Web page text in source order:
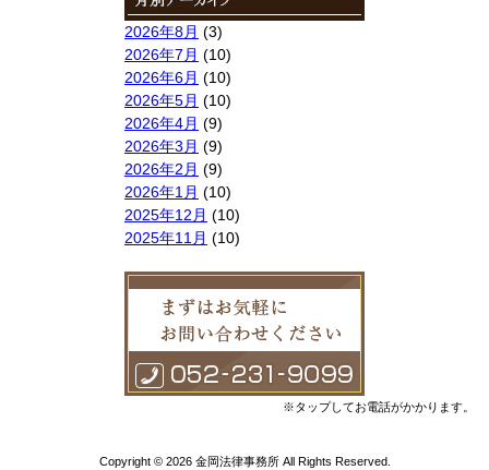
2026年8月 (3)
2026年7月 (10)
2026年6月 (10)
2026年5月 (10)
2026年4月 (9)
2026年3月 (9)
2026年2月 (9)
2026年1月 (10)
2025年12月 (10)
2025年11月 (10)
2025年8月(9)
2025年7月(10)
2025年6月(10)
2025年5月(10)
2025年4月(10)
※タップしてお電話がかかります。
Copyright © 2026 金岡法律事務所 All Rights Reserved.